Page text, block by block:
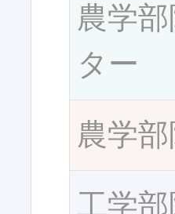
農学
ター
農学
工学